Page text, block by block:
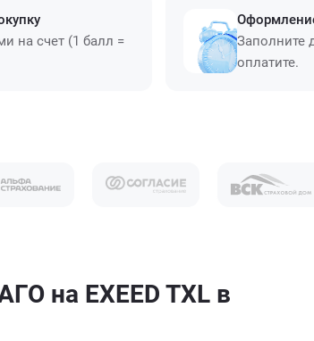
на счет (1 балл =
Заполните
оплатите.
на EXEED TXL в